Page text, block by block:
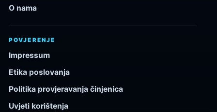
O nama
POVJERENJE
Impressum
Etika poslovanja
Politika provjeravanja činjenica
Uvjeti korištenja